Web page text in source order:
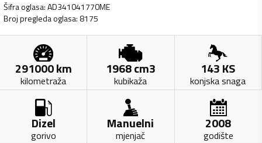
Šifra oglasa:AD341041770ME
Broj pregleda oglasa: 8175
291000km
kilometraža
1968cm3
kubikaža
143KS
konjska snaga
Dizel
gorivo
Manuelni
mjenjač
2008
godište